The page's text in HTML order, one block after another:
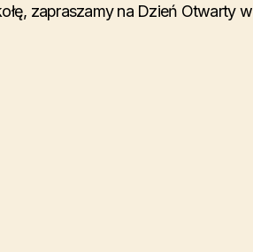
zapraszamy na Dzień Otwarty w